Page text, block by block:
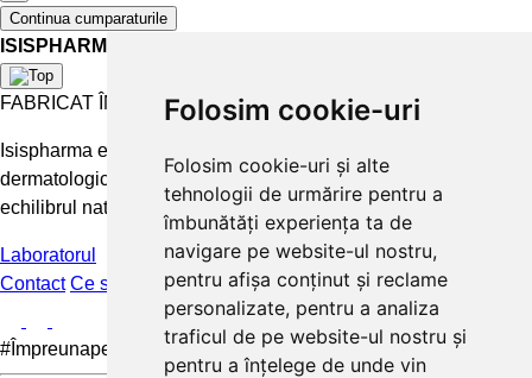
Folosim cookie-uri
Folosim cookie-uri și alte
tehnologii de urmărire pentru a
îmbunătăți experiența ta de
navigare pe website-ul nostru,
pentru afișa conținut și reclame
personalizate, pentru a analiza
traficul de pe website-ul nostru și
pentru a înțelege de unde vin
Continua cumparaturile
ISISPHARMA
FABRICAT ÎN FRANȚA
Isispharma este un laborator francez care concepe tratamente
dermatologice eficiente și accesibile pentru a păstra și restabili
echilibrul natural al pielii.
Laboratorul
Contact Ce spun clientii FAQ
#Împreunapentrupieleamea